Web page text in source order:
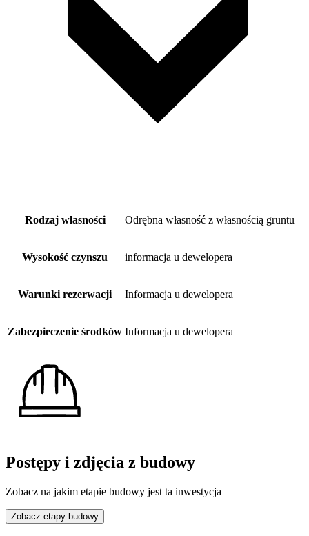
Rodzaj własności Odrębna własność z własnością gruntu
Wysokość czynszu informacja u dewelopera
Warunki rezerwacji Informacja u dewelopera
Zabezpieczenie środków Informacja u dewelopera
Postępy i zdjęcia z budowy
Zobacz na jakim etapie budowy jest ta inwestycja
Zobacz etapy budowy